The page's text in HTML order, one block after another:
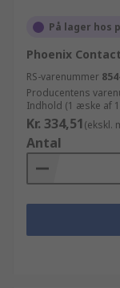
På lager hos
Phoenix
RS-varenummer
Producentens
Indhold (1 æske af
Kr. 334,51(ekskl.
Antal